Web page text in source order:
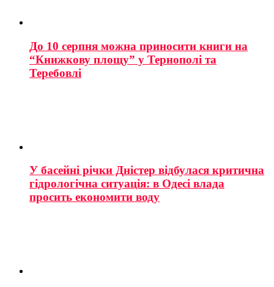
До 10 серпня можна приносити книги на
“Книжкову площу” у Тернополі та
Теребовлі
У басейні річки Дністер відбулася критична
гідрологічна ситуація: в Одесі влада
просить економити воду